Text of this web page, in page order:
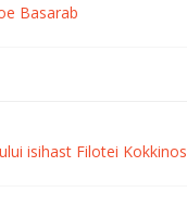
Basarab
isihast Filotei Kokkinos